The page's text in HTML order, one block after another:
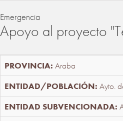
Emergencia
Apoyo al proyecto
Araba
Ayto.